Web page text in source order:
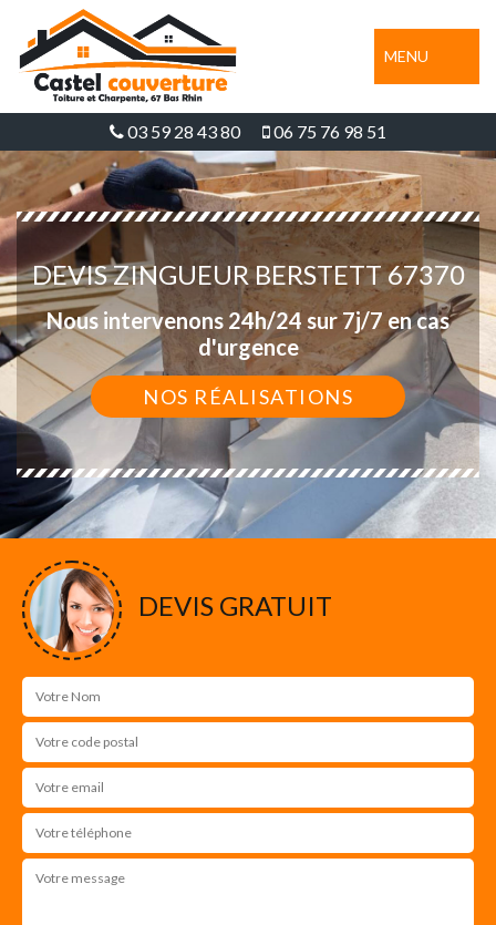
MENU
03 59 28 43 80 06 75 76 98 51
DEVIS ZINGUEUR BERSTETT 67370
Nous intervenons 24h/24 sur 7j/7 en cas
d'urgence
NOS RÉALISATIONS
DEVIS GRATUIT